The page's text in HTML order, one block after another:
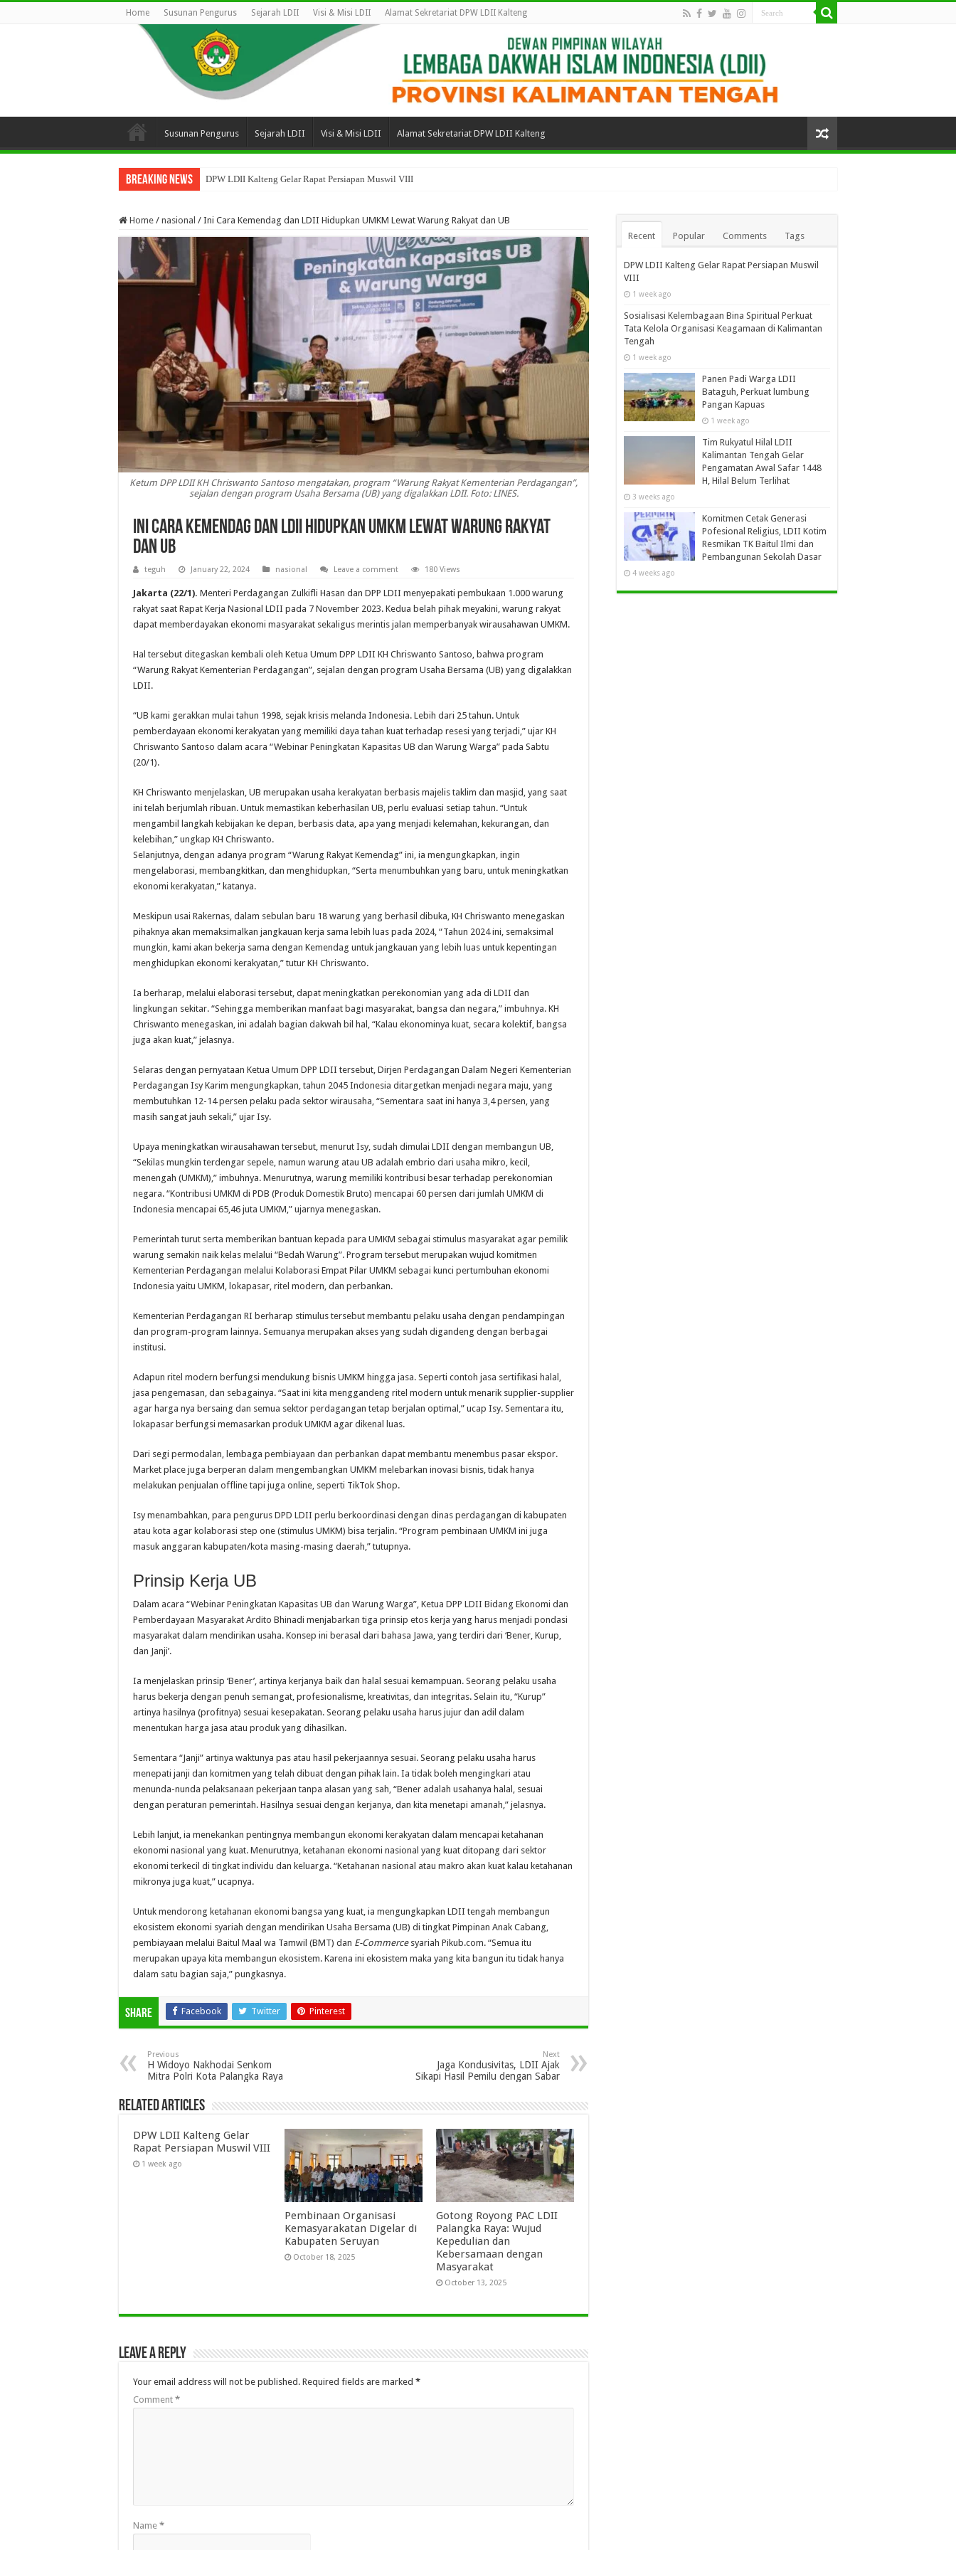
Home Susunan Pengurus Sejarah LDII Visi & Misi LDII Alamat Sekretariat DPW LDII Kalteng
Susunan Pengurus Sejarah LDII Visi & Misi LDII Alamat Sekretariat DPW LDII Kalteng
Breaking News DPW LDII Kalteng Gelar Rapat Persiapan Muswil VIII
Home / nasional / Ini Cara Kemendag dan LDII Hidupkan UMKM Lewat Warung Rakyat dan UB
Ketum DPP LDII KH Chriswanto Santoso mengatakan, program “Warung Rakyat Kementerian Perdagangan”,
sejalan dengan program Usaha Bersama (UB) yang digalakkan LDII. Foto: LINES.
Ini Cara Kemendag dan LDII Hidupkan UMKM Lewat Warung Rakyat
dan UB
teguh January 22, 2024 nasional Leave a comment 180 Views
Jakarta (22/1). Menteri Perdagangan Zulkifli Hasan dan DPP LDII menyepakati pembukaan 1.000 warung
rakyat saat Rapat Kerja Nasional LDII pada 7 November 2023. Kedua belah pihak meyakini, warung rakyat
dapat memberdayakan ekonomi masyarakat sekaligus merintis jalan memperbanyak wirausahawan UMKM.
Hal tersebut ditegaskan kembali oleh Ketua Umum DPP LDII KH Chriswanto Santoso, bahwa program
“Warung Rakyat Kementerian Perdagangan”, sejalan dengan program Usaha Bersama (UB) yang digalakkan
LDII.
“UB kami gerakkan mulai tahun 1998, sejak krisis melanda Indonesia. Lebih dari 25 tahun. Untuk
pemberdayaan ekonomi kerakyatan yang memiliki daya tahan kuat terhadap resesi yang terjadi,” ujar KH
Chriswanto Santoso dalam acara “Webinar Peningkatan Kapasitas UB dan Warung Warga” pada Sabtu
(20/1).
KH Chriswanto menjelaskan, UB merupakan usaha kerakyatan berbasis majelis taklim dan masjid, yang saat
ini telah berjumlah ribuan. Untuk memastikan keberhasilan UB, perlu evaluasi setiap tahun. “Untuk
mengambil langkah kebijakan ke depan, berbasis data, apa yang menjadi kelemahan, kekurangan, dan
kelebihan,” ungkap KH Chriswanto.
Selanjutnya, dengan adanya program “Warung Rakyat Kemendag” ini, ia mengungkapkan, ingin
mengelaborasi, membangkitkan, dan menghidupkan, “Serta menumbuhkan yang baru, untuk meningkatkan
ekonomi kerakyatan,” katanya.
Meskipun usai Rakernas, dalam sebulan baru 18 warung yang berhasil dibuka, KH Chriswanto menegaskan
pihaknya akan memaksimalkan jangkauan kerja sama lebih luas pada 2024, “Tahun 2024 ini, semaksimal
mungkin, kami akan bekerja sama dengan Kemendag untuk jangkauan yang lebih luas untuk kepentingan
menghidupkan ekonomi kerakyatan,” tutur KH Chriswanto.
Ia berharap, melalui elaborasi tersebut, dapat meningkatkan perekonomian yang ada di LDII dan
lingkungan sekitar. “Sehingga memberikan manfaat bagi masyarakat, bangsa dan negara,” imbuhnya. KH
Chriswanto menegaskan, ini adalah bagian dakwah bil hal, “Kalau ekonominya kuat, secara kolektif, bangsa
juga akan kuat,” jelasnya.
Selaras dengan pernyataan Ketua Umum DPP LDII tersebut, Dirjen Perdagangan Dalam Negeri Kementerian
Perdagangan Isy Karim mengungkapkan, tahun 2045 Indonesia ditargetkan menjadi negara maju, yang
membutuhkan 12-14 persen pelaku pada sektor wirausaha, “Sementara saat ini hanya 3,4 persen, yang
masih sangat jauh sekali,” ujar Isy.
Upaya meningkatkan wirausahawan tersebut, menurut Isy, sudah dimulai LDII dengan membangun UB,
“Sekilas mungkin terdengar sepele, namun warung atau UB adalah embrio dari usaha mikro, kecil,
menengah (UMKM),” imbuhnya. Menurutnya, warung memiliki kontribusi besar terhadap perekonomian
negara. “Kontribusi UMKM di PDB (Produk Domestik Bruto) mencapai 60 persen dari jumlah UMKM di
Indonesia mencapai 65,46 juta UMKM,” ujarnya menegaskan.
Pemerintah turut serta memberikan bantuan kepada para UMKM sebagai stimulus masyarakat agar pemilik
warung semakin naik kelas melalui “Bedah Warung”. Program tersebut merupakan wujud komitmen
Kementerian Perdagangan melalui Kolaborasi Empat Pilar UMKM sebagai kunci pertumbuhan ekonomi
Indonesia yaitu UMKM, lokapasar, ritel modern, dan perbankan.
Kementerian Perdagangan RI berharap stimulus tersebut membantu pelaku usaha dengan pendampingan
dan program-program lainnya. Semuanya merupakan akses yang sudah digandeng dengan berbagai
institusi.
Adapun ritel modern berfungsi mendukung bisnis UMKM hingga jasa. Seperti contoh jasa sertifikasi halal,
jasa pengemasan, dan sebagainya. “Saat ini kita menggandeng ritel modern untuk menarik supplier-supplier
agar harga nya bersaing dan semua sektor perdagangan tetap berjalan optimal,” ucap Isy. Sementara itu,
lokapasar berfungsi memasarkan produk UMKM agar dikenal luas.
Dari segi permodalan, lembaga pembiayaan dan perbankan dapat membantu menembus pasar ekspor.
Market place juga berperan dalam mengembangkan UMKM melebarkan inovasi bisnis, tidak hanya
melakukan penjualan offline tapi juga online, seperti TikTok Shop.
Isy menambahkan, para pengurus DPD LDII perlu berkoordinasi dengan dinas perdagangan di kabupaten
atau kota agar kolaborasi step one (stimulus UMKM) bisa terjalin. “Program pembinaan UMKM ini juga
masuk anggaran kabupaten/kota masing-masing daerah,” tutupnya.
Prinsip Kerja UB
Dalam acara “Webinar Peningkatan Kapasitas UB dan Warung Warga”, Ketua DPP LDII Bidang Ekonomi dan
Pemberdayaan Masyarakat Ardito Bhinadi menjabarkan tiga prinsip etos kerja yang harus menjadi pondasi
masyarakat dalam mendirikan usaha. Konsep ini berasal dari bahasa Jawa, yang terdiri dari ‘Bener, Kurup,
dan Janji’.
Ia menjelaskan prinsip ‘Bener’, artinya kerjanya baik dan halal sesuai kemampuan. Seorang pelaku usaha
harus bekerja dengan penuh semangat, profesionalisme, kreativitas, dan integritas. Selain itu, “Kurup”
artinya hasilnya (profitnya) sesuai kesepakatan. Seorang pelaku usaha harus jujur dan adil dalam
menentukan harga jasa atau produk yang dihasilkan.
Sementara “Janji” artinya waktunya pas atau hasil pekerjaannya sesuai. Seorang pelaku usaha harus
menepati janji dan komitmen yang telah dibuat dengan pihak lain. Ia tidak boleh mengingkari atau
menunda-nunda pelaksanaan pekerjaan tanpa alasan yang sah, “Bener adalah usahanya halal, sesuai
dengan peraturan pemerintah. Hasilnya sesuai dengan kerjanya, dan kita menetapi amanah,” jelasnya.
Lebih lanjut, ia menekankan pentingnya membangun ekonomi kerakyatan dalam mencapai ketahanan
ekonomi nasional yang kuat. Menurutnya, ketahanan ekonomi nasional yang kuat ditopang dari sektor
ekonomi terkecil di tingkat individu dan keluarga. “Ketahanan nasional atau makro akan kuat kalau ketahanan
mikronya juga kuat,” ucapnya.
Untuk mendorong ketahanan ekonomi bangsa yang kuat, ia mengungkapkan LDII tengah membangun
ekosistem ekonomi syariah dengan mendirikan Usaha Bersama (UB) di tingkat Pimpinan Anak Cabang,
pembiayaan melalui Baitul Maal wa Tamwil (BMT) dan E-Commercesyariah Pikub.com. “Semua itu
merupakan upaya kita membangun ekosistem. Karena ini ekosistem maka yang kita bangun itu tidak hanya
dalam satu bagian saja,” pungkasnya.
Share Facebook Twitter Pinterest
Previous
H Widoyo Nakhodai Senkom
Mitra Polri Kota Palangka Raya
Next
Jaga Kondusivitas, LDII Ajak
Sikapi Hasil Pemilu dengan Sabar
Related Articles
DPW LDII Kalteng Gelar
Rapat Persiapan Muswil VIII
1 week ago
Pembinaan Organisasi
Kemasyarakatan Digelar di
Kabupaten Seruyan
October 18, 2025
Gotong Royong PAC LDII
Palangka Raya: Wujud
Kepedulian dan
Kebersamaan dengan
Masyarakat
October 13, 2025
Leave a Reply
Your email address will not be published. Required fields are marked *
Comment *
Name *
Recent Popular Comments Tags
DPW LDII Kalteng Gelar Rapat Persiapan Muswil
VIII
1 week ago
Sosialisasi Kelembagaan Bina Spiritual Perkuat
Tata Kelola Organisasi Keagamaan di Kalimantan
Tengah
1 week ago
Panen Padi Warga LDII
Bataguh, Perkuat lumbung
Pangan Kapuas
1 week ago
Tim Rukyatul Hilal LDII
Kalimantan Tengah Gelar
Pengamatan Awal Safar 1448
H, Hilal Belum Terlihat
3 weeks ago
Komitmen Cetak Generasi
Pofesional Religius, LDII Kotim
Resmikan TK Baitul Ilmi dan
Pembangunan Sekolah Dasar
4 weeks ago